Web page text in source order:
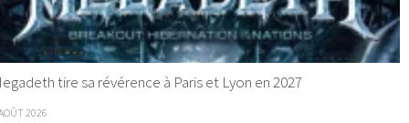
tire sa révérence à Paris et Lyon en 2027
2026